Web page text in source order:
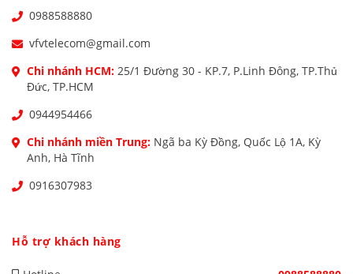
0988588880
vfvtelecom@gmail.com
Chi nhánh HCM: 25/1 Đường 30 - KP.7, P.Linh Đông, TP.Thủ
Đức, TP.HCM
0944954466
Chi nhánh miền Trung: Ngã ba Kỳ Đồng, Quốc Lộ 1A, Kỳ
Anh, Hà Tĩnh
0916307983
Hỗ trợ khách hàng